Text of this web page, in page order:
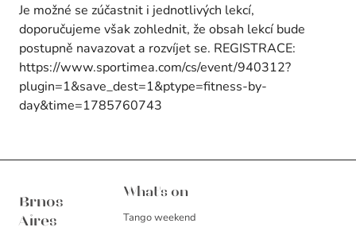
Je možné se zúčastnit i jednotlivých lekcí,
doporučujeme však zohlednit, že obsah lekcí bude
postupně navazovat a rozvíjet se. REGISTRACE:
https://www.sportimea.com/cs/event/940312?
plugin=1&save_dest=1&ptype=fitness-by-
day&time=1785760743
Brnos
Aires
What's on
Tango weekend